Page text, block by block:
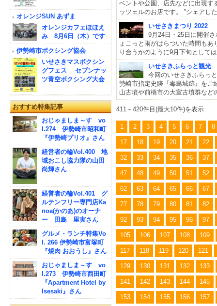
ベントや公園、店先などに出現す
ッツェルのお店です。 ”シェアし
いせさきまつり 2022
9月24日・25日に開催
ょこっと雨がぱらついた時間も
り合うかのように9月下旬として
いせさきふらっと観光
今回のいせさきふらっ
勢崎市指定史跡『毒島城跡』をご
山古墳や前橋市の大室古墳群など
411～420件目(最大10件)を表示
1 2 3 4 5 6 7 8
17 18 19 20 21 22
32 33 34 35 36 37
47 48 49 50 51 52
62 63 64 65 66 67
77 78 79 80 81 82
92 93 94 95 96 97
105 106 107 108 109
117 118 119 120 121
129 130 131 132 133
141 142 143 144 145
153 154 155 156 157
オレンジSUN あずま
オレンジカフェほほえ
み 8月6日（木）です
伊勢崎市ボクシング協会
いせさきマスボクシン
グフェス セブンナッ
ツ青空ボクシング大会
おすすめ特集記事
おじゃましま～す vo
l.274 伊勢崎市昭和町
『伊勢崎プリオ』さん
経営者の輪Vol.400 地
域おこし協力隊の山田
尚輝さん
経営者の輪Vol.401 グ
ルテンフリー専門店Ka
noa(かのあ)のオーナ
ー 田島 里実さん
グルメ・ランチ特集Vo
l. 266 伊勢崎市富塚町
『焼肉 おおうし』さん
おじゃましま～す vo
l.273 伊勢崎市西田町
『Apartment Hotel by
Isesaki』さん